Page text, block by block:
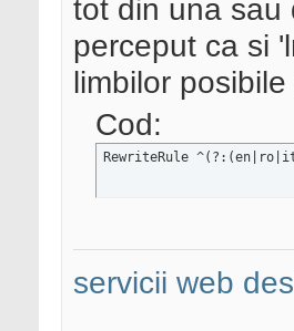
tot din una sau
perceput ca si
limbilor
Cod:
RewriteRule
servicii web